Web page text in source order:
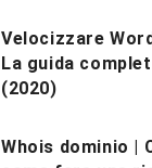
Velocizzare
La guida
(2020)
Whois dominio |